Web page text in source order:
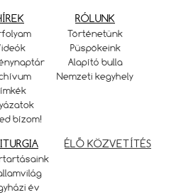
bízom!
RÓLUNK
Történetünk
Püspökeink
Alapító bulla
Nemzeti kegyhely
év
ÉLŐ KÖZVETÍTÉS